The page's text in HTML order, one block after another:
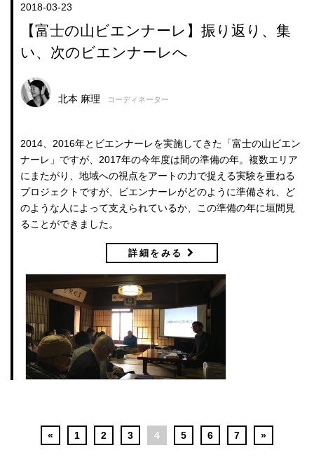
2018-03-23
【富士の山ビエンナーレ】振り返り、集
い、次のビエンナーレへ
北本 麻理 コーディネーター
2014、2016年とビエンナーレを実施してきた「富士の山ビエン
ナーレ」ですが、2017年の今年度は間の準備の年。複数エリア
にまたがり、地域への視点をアートの力で捉える実験を重ねる
プロジェクトですが、ビエンナーレがどのように準備され、ど
のような人によって支えられているか、この準備の年に垣間見
ることができました。
詳細をみる
« 1 2 3 4 5 6 7 »